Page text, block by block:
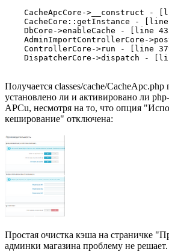
CacheApcCore->__construct -
CacheCore::getInstance -
DbCore->enableCache - [line
AdminImportControllerCore-
ControllerCore->run - [line
DispatcherCore->dispatch -
Получается classes/cache/
установлено ли и активировано ли
APCu, несмотря на то, что опция
кеширование" отключена:
Простая очистка кэша на страничке
админки магазина проблему не решает.